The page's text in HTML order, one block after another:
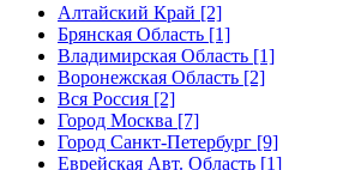
Алтайский Край [2]
Брянская Область [1]
Владимирская Область [1]
Воронежская Область [2]
Вся Россия [2]
Город Москва [7]
Город Санкт-Петербург [9]
Еврейская Авт. Область [1]